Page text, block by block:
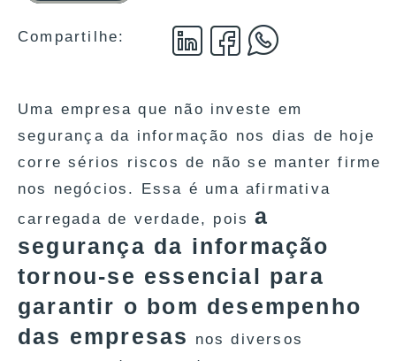
Compartilhe:
Uma empresa que não investe em
segurança da informação nos dias de hoje
corre sérios riscos de não se manter firme
nos negócios. Essa é uma afirmativa
carregada de verdade, poisa
segurança da informação
tornou-se essencial para
garantir o bom desempenho
das empresas
nos diversos